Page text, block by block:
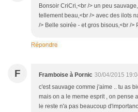
Bonsoir CriCri,<br /> un peu
tellement beau,<br /> avec des ilots
/> Belle soirée - et gros bisous,<br />
Répondre
F Framboise à Pornic 30/04/2015
c'est sauvage comme j'aime .. tu as
mais on a le meme esprit , on pense
le reste n'a pas beaucoup